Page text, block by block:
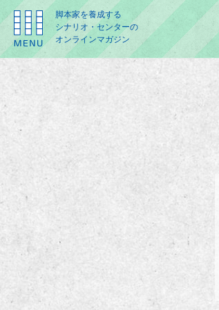
脚本家を養成する
シナリオ・センターの
オンラインマガジン